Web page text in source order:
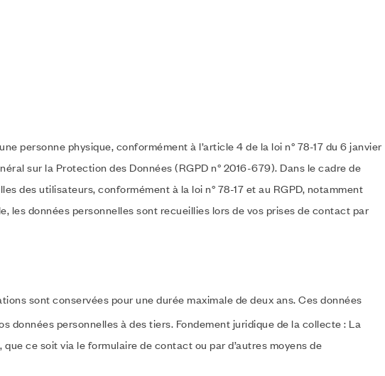
personne physique, conformément à l’article 4 de la loi n° 78-17 du 6 janvier
sur la Protection des Données (RGPD n° 2016-679). Dans le cadre de
des utilisateurs, conformément à la loi n° 78-17 et au RGPD, notamment
les données personnelles sont recueillies lors de vos prises de contact par
sont conservées pour une durée maximale de deux ans. Ces données
données personnelles à des tiers. Fondement juridique de la collecte : La
ce soit via le formulaire de contact ou par d’autres moyens de